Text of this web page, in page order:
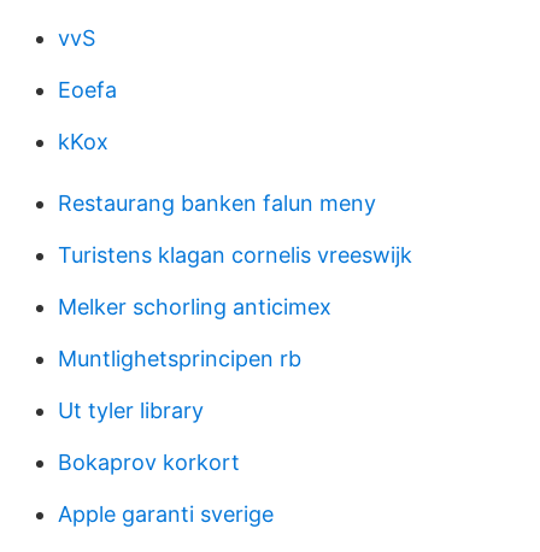
vvS
Eoefa
kKox
Restaurang banken falun meny
Turistens klagan cornelis vreeswijk
Melker schorling anticimex
Muntlighetsprincipen rb
Ut tyler library
Bokaprov korkort
Apple garanti sverige